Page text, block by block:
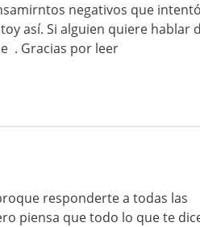
negativos que
así. Si alguien quiere hablar
. Gracias por leer
responderte a todas las
piensa que todo lo que te